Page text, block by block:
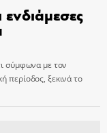
σύμφωνα με τον
περίοδος, ξεκινά το